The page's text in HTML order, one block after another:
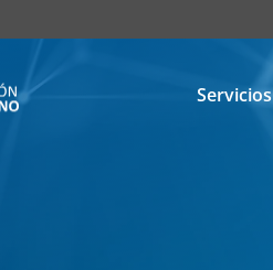
Servicios